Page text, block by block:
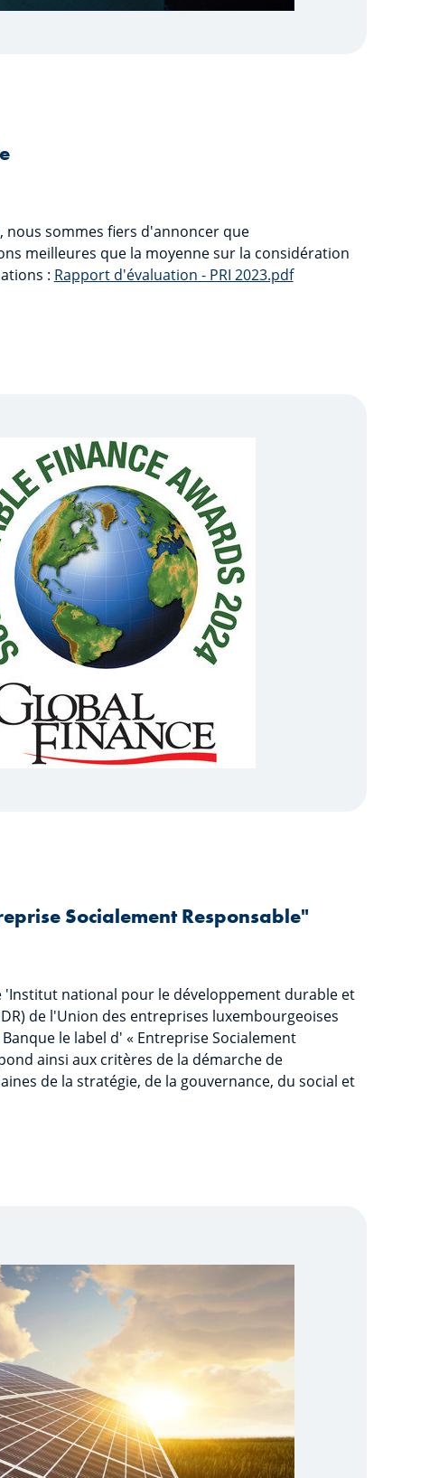
nous sommes fiers d'annoncer que
meilleures que la moyenne sur la considération
: Rapport d'évaluation - PRI 2023.pdf
Socialement Responsable"
national pour le développement durable et
de l'Union des entreprises luxembourgeoises
le label d' « Entreprise Socialement
ainsi aux critères de la démarche de
de la stratégie, de la gouvernance, du social et